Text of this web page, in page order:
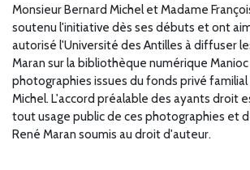
Monsieur Bernard Michel et Madame
soutenu l'initiative dès ses débuts et ont
autorisé l'Université des Antilles à diffuser
Maran sur la bibliothèque numérique
photographies issues du fonds privé
Michel. L'accord préalable des ayants droit
tout usage public de ces photographies et
René Maran soumis au droit d'auteur.